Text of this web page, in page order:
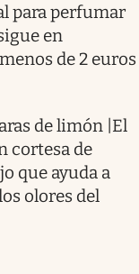
para perfumar
en
de 2 euros
de limón |El
cortesa de
que ayuda a
olores del